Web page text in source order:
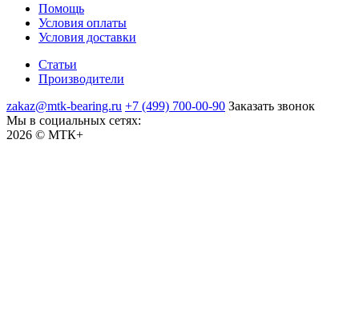
Помощь
Условия оплаты
Условия доставки
Статьи
Производители
zakaz@mtk-bearing.ru +7 (499) 700-00-90 Заказать звонок
Мы в социальных сетях:
2026 © МТК+